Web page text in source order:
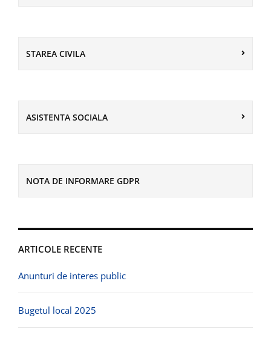
STAREA CIVILA
ASISTENTA SOCIALA
NOTA DE INFORMARE GDPR
ARTICOLE RECENTE
Anunturi de interes public
Bugetul local 2025